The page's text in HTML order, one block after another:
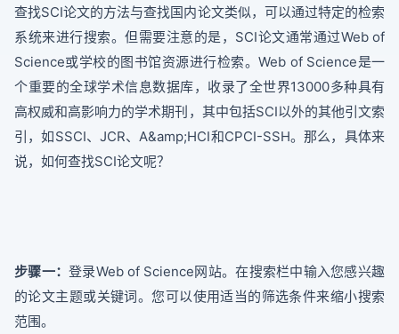
查找SCI论文的方法与查找国内论文类似，可以通过特定的检索
系统来进行搜索。但需要注意的是，SCI论文通常通过Web of
Science或学校的图书馆资源进行检索。Web of Science是一
个重要的全球学术信息数据库，收录了全世界13000多种具有
高权威和高影响力的学术期刊，其中包括SCI以外的其他引文索
引，如SSCI、JCR、A&amp;HCI和CPCI-SSH。那么，具体来
说，如何查找SCI论文呢？
步骤一：登录Web of Science网站。在搜索栏中输入您感兴趣
的论文主题或关键词。您可以使用适当的筛选条件来缩小搜索
范围。